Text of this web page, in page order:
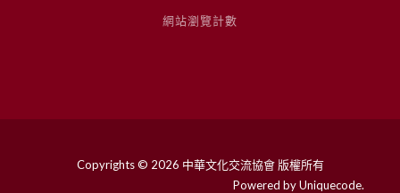
網站瀏覽計數
Copyrights © 2026 中華文化交流協會 版權所有
Powered byUniquecode.